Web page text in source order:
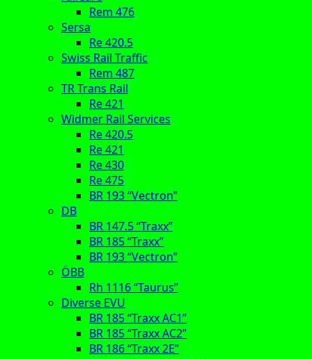
Rem 476
Sersa
Re 420.5
Swiss Rail Traffic
Rem 487
TR Trans Rail
Re 421
Widmer Rail Services
Re 420.5
Re 421
Re 430
Re 475
BR 193 “Vectron”
DB
BR 147.5 “Traxx”
BR 185 “Traxx”
BR 193 “Vectron”
ÖBB
Rh 1116 “Taurus”
Diverse EVU
BR 185 “Traxx AC1”
BR 185 “Traxx AC2”
BR 186 “Traxx 2E”